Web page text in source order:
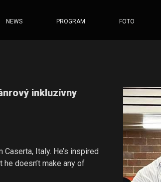
NEWS PROGRAM FOTO
inkluzívny
Italy. He’s inspired
he doesn’t make any of